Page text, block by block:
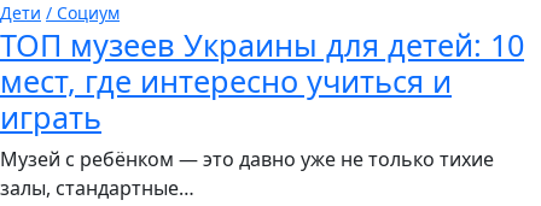
Дети / Социум
ТОП музеев Украины для детей: 10
мест, где интересно учиться и
играть
Музей с ребёнком — это давно уже не только тихие
залы, стандартные…